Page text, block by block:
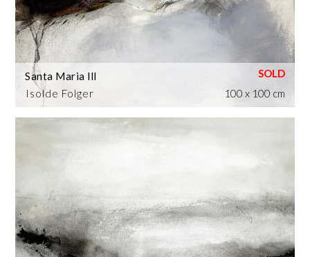
Isolde Folger
Santa Maria lll
100 x 100 cm